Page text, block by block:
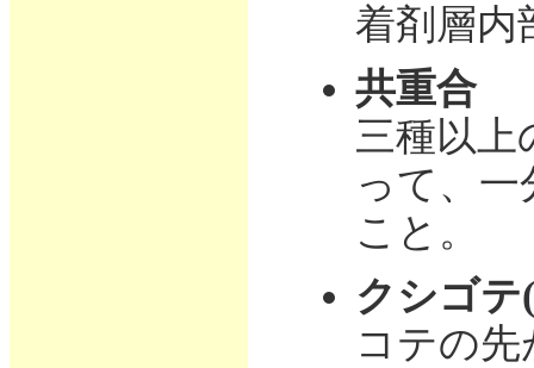
着剤層内
共重合
三種以上
って、
こと。
クシゴ
コテの